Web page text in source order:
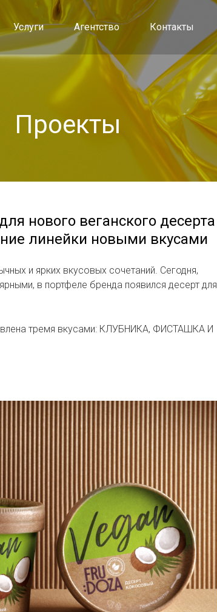
Услуги Агентство Контакты
Проекты
нового веганского десерта
линейки новыми вкусами
и ярких вкусовых сочетаний. Сегодня,
в портфеле бренда появился десерт для
тремя вкусами: КЛУБНИКА, ФИСТАШКА И